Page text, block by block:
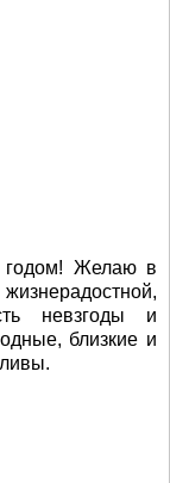
годом! Желаю в
невзгоды и
близкие и